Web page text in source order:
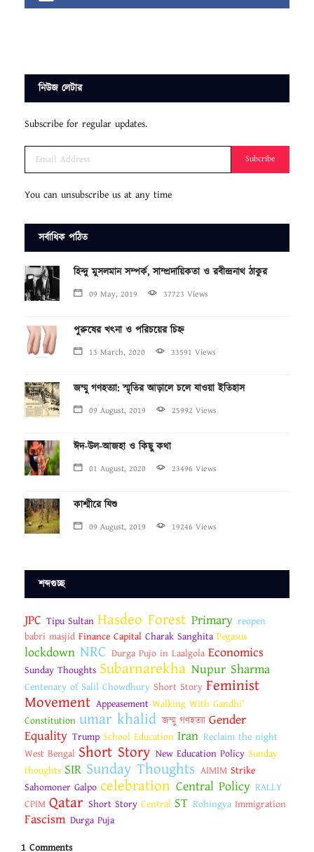
নিউজ লেটার
Subscribe for regular updates.
Subcribe
You can unsubscribe us at any time
সর্বাধিক পঠিত
হিন্দু মুসলমান সম্পর্ক, সাম্প্রদায়িকতা ও রবীন্দ্রনাথ ঠাকুর
09 May, 2019 37723 Views
পুরুষের খৎনা ও পরিচয়ের চিহ্ন
13 March, 2020 33591 Views
জম্মু গণহত্যা: স্মৃতির আড়ালে চলে যাওয়া ইতিহাস
09 August, 2019 25992 Views
ঈদ-উল-আজহা ও কিছু কথা
01 August, 2020 23496 Views
কাশ্মীরে যিশু
09 August, 2019 19246 Views
শব্দগুচ্ছ
JPC Tipu Sultan Hasdeo Forest Primary reopen
babri masjid Finance Capital Charak Sanghita Pegasus
lockdown NRC Durga Pujo in Laalgola Economics
Sunday Thoughts Subarnarekha Nupur Sharma
Centenary of Salil Chowdhury Short Story Feminist
Movement Appeasement Walking With Gandhi'
Constitution umar khalid জম্মু গণহত্যা Gender
Equality Trump School Education Iran Reclaim the night
West Bengal Short Story New Education Policy Sunday
thoughts SIR Sunday Thoughts AIMIM Strike
Sahomoner Galpo celebration Central Policy RALLY
CPIM Qatar Short Story Central ST Rohingya Immigration
Fascism Durga Puja
1 Comments